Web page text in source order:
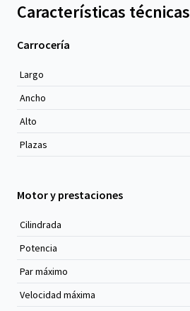
Características técnicas
Carrocería
Largo
Ancho
Alto
Plazas
Motor y prestaciones
Cilindrada
Potencia
Par máximo
Velocidad máxima